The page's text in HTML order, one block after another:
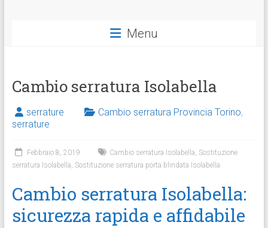
Menu
Cambio serratura Isolabella
serrature Cambio serratura Provincia Torino,
serrature
Febbraio 8, 2019 Cambio serratura Isolabella, Sostituzione
serratura Isolabella, Sostituzione serratura porta blindata Isolabella
Cambio serratura Isolabella:
sicurezza rapida e affidabile